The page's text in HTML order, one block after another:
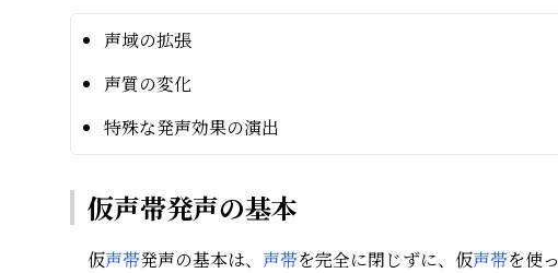
声域の拡張
声質の変化
特殊な発声効果の演出
仮声帯発声の基本
仮声帯発声の基本は、 声帯を完全に閉じずに、仮声帯を使